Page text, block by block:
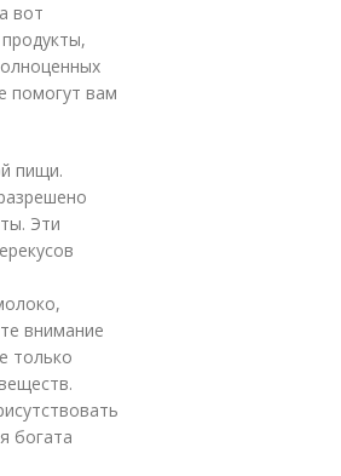
вот
помогут вам
пищи.
Эти
внимание
только
богата